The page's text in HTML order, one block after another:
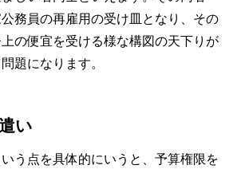
務員の再雇用の受け皿となり、その
の便宜を受ける様な構図の天下りが
題になります。
い
う点を具体的にいうと、予算権限を